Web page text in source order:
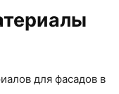
для фасадов в